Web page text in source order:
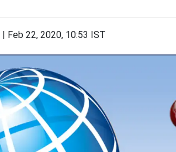
| Feb 22, 2020, 10:53 IST